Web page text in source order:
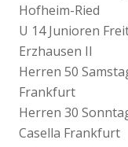
Hofheim-Ried
U 14 Junioren
Erzhausen II
Herren 50
Frankfurt
Herren 30
Casella Frankfurt